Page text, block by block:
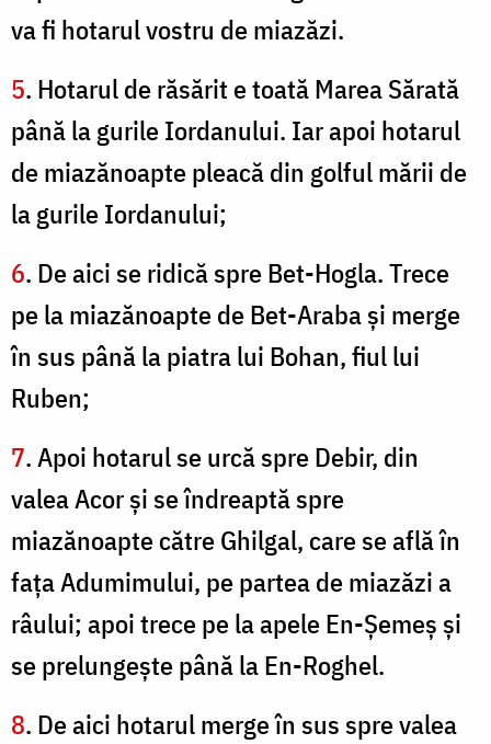
va fi hotarul vostru de miazăzi.
5. Hotarul de răsărit e toată Marea Sărată
până la gurile Iordanului. Iar apoi hotarul
de miazănoapte pleacă din golful mării de
la gurile Iordanului;
6. De aici se ridică spre Bet-Hogla. Trece
pe la miazănoapte de Bet-Araba şi merge
în sus până la piatra lui Bohan, fiul lui
Ruben;
7. Apoi hotarul se urcă spre Debir, din
valea Acor şi se îndreaptă spre
miazănoapte către Ghilgal, care se află în
faţa Adumimului, pe partea de miazăzi a
râului; apoi trece pe la apele En-Şemeş şi
se prelungeşte până la En-Roghel.
8. De aici hotarul merge în sus spre valea